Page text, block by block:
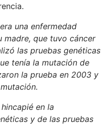
una enfermedad
madre, que tuvo cáncer
las pruebas genéticas
tenía la mutación de
la prueba en 2003 y
en la
y de las pruebas